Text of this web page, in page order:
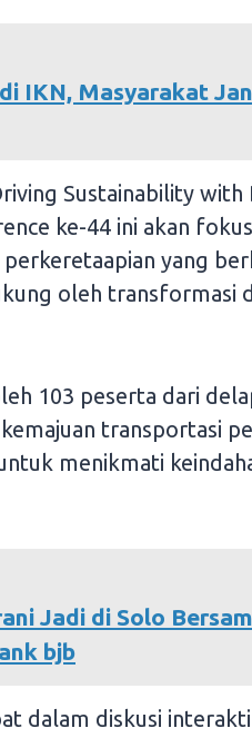
IKN, Masyarakat
Sustainability with
ke-44 ini akan
yang
oleh transformasi
103 peserta dari
transportasi
menikmati
Jadi di Solo
bjb
dalam diskusi